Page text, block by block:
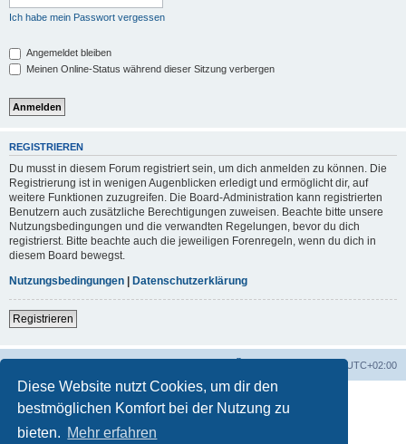
Diese Website nutzt Cookies, um dir den
bestmöglichen Komfort bei der Nutzung zu
bieten. Mehr erfahren
Ich habe mein Passwort vergessen
Angemeldet bleiben
Meinen Online-Status während dieser Sitzung verbergen
REGISTRIEREN
Du musst in diesem Forum registriert sein, um dich anmelden zu können. Die
Registrierung ist in wenigen Augenblicken erledigt und ermöglicht dir, auf
weitere Funktionen zuzugreifen. Die Board-Administration kann registrierten
Benutzern auch zusätzliche Berechtigungen zuweisen. Beachte bitte unsere
Nutzungsbedingungen und die verwandten Regelungen, bevor du dich
registrierst. Bitte beachte auch die jeweiligen Forenregeln, wenn du dich in
diesem Board bewegst.
Nutzungsbedingungen | Datenschutzerklärung
Registrieren
UTC+02:00